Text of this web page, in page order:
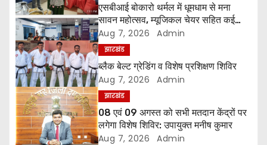
a
v
i
g
a
t
एसबीआई बोकारो थर्मल में धूमधाम से मना
सावन महोत्सव, म्यूजिकल चेयर सहित कई
प्रतियोगिताओं में महिलाओं ने दिखाया उत्साह
Aug 7, 2026 Admin
झारखंड
ब्लैक बेल्ट ग्रेडिंग व विशेष प्रशिक्षण शिविर
Aug 7, 2026 Admin
झारखंड
08 एवं 09 अगस्त को सभी मतदान केंद्रों पर
लगेगा विशेष शिविर: उपायुक्त मनीष कुमार
Aug 7, 2026 Admin